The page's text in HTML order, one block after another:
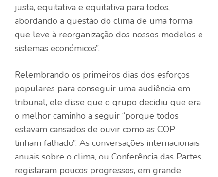
justa, equitativa e equitativa para todos,
abordando a questão do clima de uma forma
que leve à reorganização dos nossos modelos e
sistemas económicos”.
Relembrando os primeiros dias dos esforços
populares para conseguir uma audiência em
tribunal, ele disse que o grupo decidiu que era
o melhor caminho a seguir “porque todos
estavam cansados ​​de ouvir como as COP
tinham falhado”. As conversações internacionais
anuais sobre o clima, ou Conferência das Partes,
registaram poucos progressos, em grande